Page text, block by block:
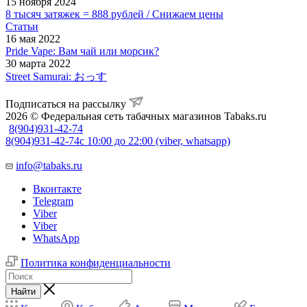
8 тысяч затяжек = 888 рублей / Снижаем цены
Статьи
16 мая 2022
Pride Vape: Вам чай или морсик?
30 марта 2022
Street Samurai: おっす
Подписаться на рассылку
2026 © Федеральная сеть табачных магазинов Tabaks.ru
8(904)931-42-74
8(904)931-42-74с 10:00 до 22:00 (viber, whatsapp)
info@tabaks.ru
Вконтакте
Telegram
Viber
Viber
WhatsApp
Политика конфиденциальности
Найти